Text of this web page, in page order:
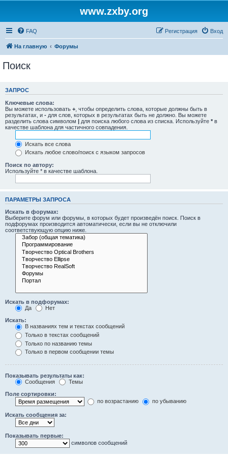
www.zxby.org
FAQ Вход
Регистрация
На главную Форумы
Поиск
ЗАПРОС
Ключевые слова:
Вы можете использовать + , чтобы определить слова, которые должны быть в
результатах, и - для слов, которых в результатах быть не должно. Вы можете
разделить слова символом | для поиска любого слова из списка. Используйте * в
качестве шаблона для частичного совпадения.
Искать все слова
Искать любое слово/поиск с языком запросов
Поиск по автору:
Используйте * в качестве шаблона.
ПАРАМЕТРЫ ЗАПРОСА
Искать в форумах:
Выберите форум или форумы, в которых будет произведён поиск. Поиск в
подфорумах производится автоматически, если вы не отключили
соответствующую опцию ниже.
Искать в подфорумах:
Да
Нет
Искать:
В названиях тем и текстах сообщений
Только в текстах сообщений
Только по названию темы
Только в первом сообщении темы
Показывать результаты как:
Сообщения
Темы
Поле сортировки:
по возрастанию
по убыванию
Искать сообщения за:
Показывать первые:
символов сообщений